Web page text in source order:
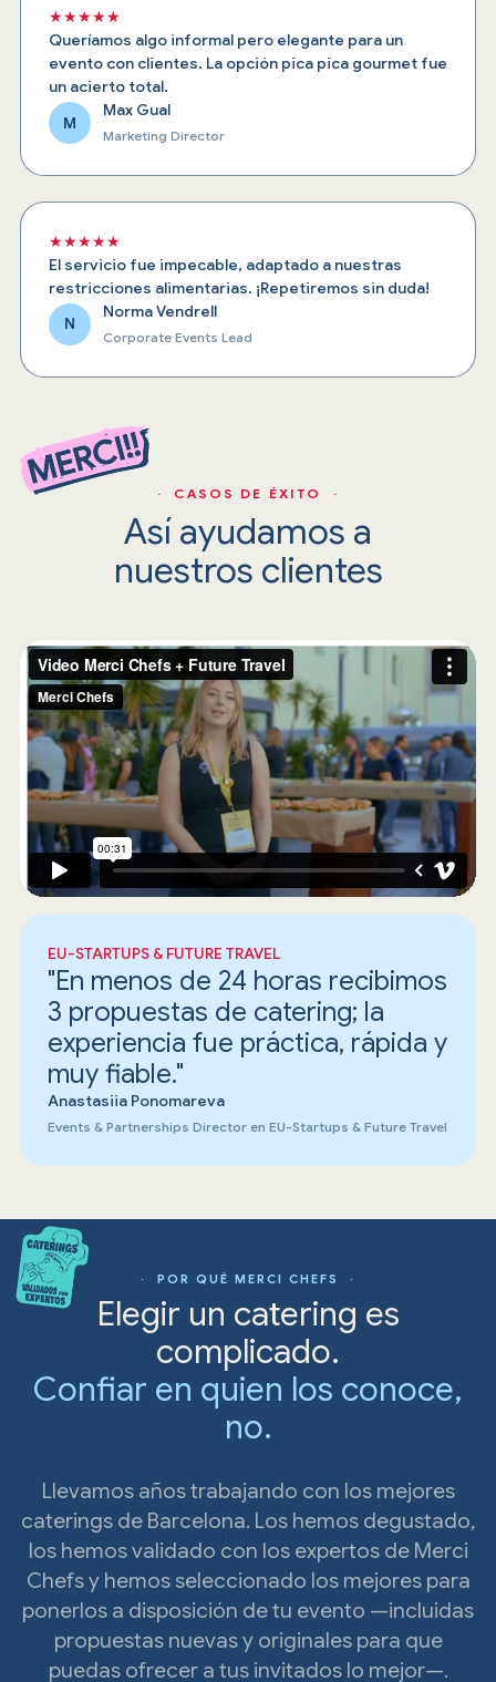
★★★★★
Queríamos algo informal pero elegante para un
evento con clientes. La opción pica pica gourmet fue
un acierto total.
M
Max Gual
Marketing Director
★★★★★
El servicio fue impecable, adaptado a nuestras
restricciones alimentarias. ¡Repetiremos sin duda!
N
Norma Vendrell
Corporate Events Lead
· CASOS DE ÉXITO ·
Así ayudamos a
nuestros clientes
EU-STARTUPS & FUTURE TRAVEL
"En menos de 24 horas recibimos
3 propuestas de catering; la
experiencia fue práctica, rápida y
muy fiable."
Anastasiia Ponomareva
Events & Partnerships Director en EU-Startups & Future Travel
· POR QUÉ MERCI CHEFS ·
Elegir un catering es
complicado.
Confiar en quien los conoce,
no.
Llevamos años trabajando con los mejores
caterings de Barcelona. Los hemos degustado,
los hemos validado con los expertos de Merci
Chefs y hemos seleccionado los mejores para
ponerlos a disposición de tu evento —incluidas
propuestas nuevas y originales para que
puedas ofrecer a tus invitados lo mejor—.